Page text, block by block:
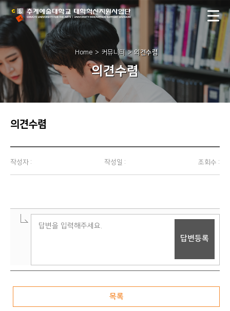
Home 커뮤니티 의견수렴
의견수렴
의견수렴
작성자 : 작성일 : 조회수 :
답변등록
목록